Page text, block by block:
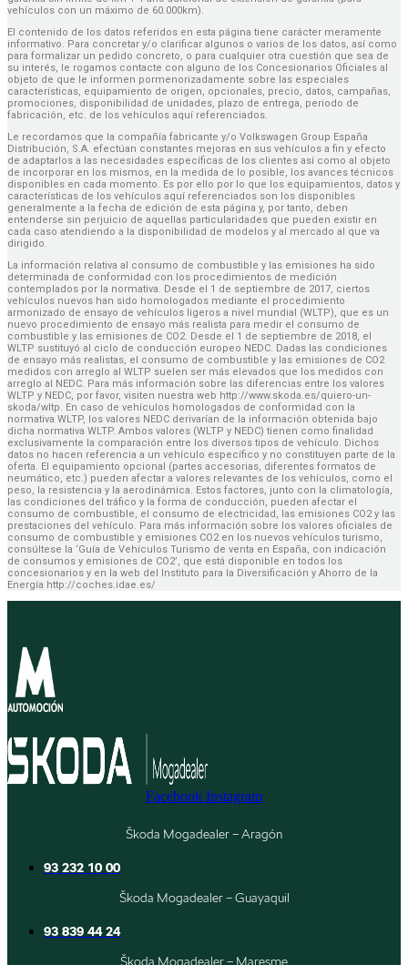
vehículos con un máximo de 60.000km).
El contenido de los datos referidos en esta página tiene carácter meramente
informativo. Para concretar y/o clarificar algunos o varios de los datos, así como
para formalizar un pedido concreto, o para cualquier otra cuestión que sea de
su interés, le rogamos contacte con alguno de los Concesionarios Oficiales al
objeto de que le informen pormenorizadamente sobre las especiales
características, equipamiento de origen, opcionales, precio, datos, campañas,
promociones, disponibilidad de unidades, plazo de entrega, periodo de
fabricación, etc. de los vehículos aquí referenciados.
Le recordamos que la compañía fabricante y/o Volkswagen Group España
Distribución, S.A. efectúan constantes mejoras en sus vehículos a fin y efecto
de adaptarlos a las necesidades específicas de los clientes así como al objeto
de incorporar en los mismos, en la medida de lo posible, los avances técnicos
disponibles en cada momento. Es por ello por lo que los equipamientos, datos y
características de los vehículos aquí referenciados son los disponibles
generalmente a la fecha de edición de esta página y, por tanto, deben
entenderse sin perjuicio de aquellas particularidades que pueden existir en
cada caso atendiendo a la disponibilidad de modelos y al mercado al que va
dirigido.
La información relativa al consumo de combustible y las emisiones ha sido
determinada de conformidad con los procedimientos de medición
contemplados por la normativa. Desde el 1 de septiembre de 2017, ciertos
vehículos nuevos han sido homologados mediante el procedimiento
armonizado de ensayo de vehículos ligeros a nivel mundial (WLTP), que es un
nuevo procedimiento de ensayo más realista para medir el consumo de
combustible y las emisiones de CO2. Desde el 1 de septiembre de 2018, el
WLTP sustituyó al ciclo de conducción europeo NEDC. Dadas las condiciones
de ensayo más realistas, el consumo de combustible y las emisiones de CO2
medidos con arreglo al WLTP suelen ser más elevados que los medidos con
arreglo al NEDC. Para más información sobre las diferencias entre los valores
WLTP y NEDC, por favor, visiten nuestra web http://www.skoda.es/quiero-un-
skoda/wltp. En caso de vehículos homologados de conformidad con la
normativa WLTP, los valores NEDC derivarían de la información obtenida bajo
dicha normativa WLTP. Ambos valores (WLTP y NEDC) tienen como finalidad
exclusivamente la comparación entre los diversos tipos de vehículo. Dichos
datos no hacen referencia a un vehículo específico y no constituyen parte de la
oferta. El equipamiento opcional (partes accesorias, diferentes formatos de
neumático, etc.) pueden afectar a valores relevantes de los vehículos, como el
peso, la resistencia y la aerodinámica. Estos factores, junto con la climatología,
las condiciones del tráfico y la forma de conducción, pueden afectar el
consumo de combustible, el consumo de electricidad, las emisiones CO2 y las
prestaciones del vehículo. Para más información sobre los valores oficiales de
consumo de combustible y emisiones CO2 en los nuevos vehículos turismo,
consúltese la ‘Guía de Vehículos Turismo de venta en España, con indicación
de consumos y emisiones de CO2’, que está disponible en todos los
concesionarios y en la web del Instituto para la Diversificación y Ahorro de la
Energía http://coches.idae.es/
Facebook Instagram
Škoda Mogadealer – Aragón
93 232 10 00
Škoda Mogadealer – Guayaquil
93 839 44 24
Škoda Mogadealer – Maresme